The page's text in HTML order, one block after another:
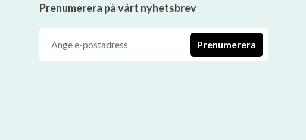
Prenumerera på vårt nyhetsbrev
Prenumerera